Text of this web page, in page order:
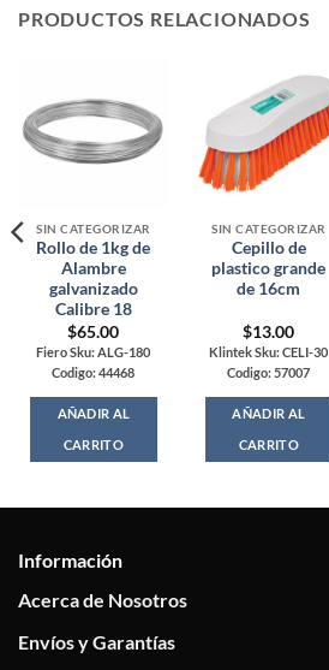
PRODUCTOS RELACIONADOS
SIN CATEGORIZAR
Rollo de 1kg de
Alambre
galvanizado
Calibre 18
$65.00
Fiero Sku: ALG-180
Codigo: 44468
AÑADIR AL
CARRITO
SIN CATEGORIZAR
Cepillo de
plastico grande
de 16cm
$13.00
Klintek Sku: CELI-30
Codigo: 57007
AÑADIR AL
CARRITO
Información
Acerca de Nosotros
Envíos y Garantías